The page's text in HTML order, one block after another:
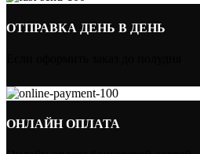
ОТПРАВКА ДЕНЬ В ДЕНЬ
ОНЛАЙН ОПЛАТА